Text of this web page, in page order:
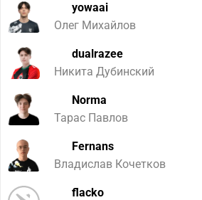
yowaai
Олег Михайлов
dualrazee
Никита Дубинский
Norma
Тарас Павлов
Fernans
Владислав Кочетков
flacko